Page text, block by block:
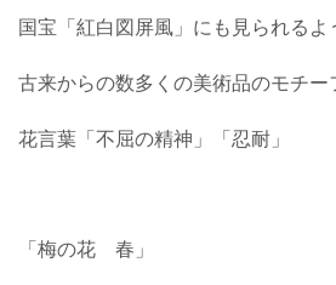
国宝「紅白図屏風」にも見られるよ
古来からの数多くの美術品のモチー
花言葉「不屈の精神」「忍耐」
「梅の花 春」